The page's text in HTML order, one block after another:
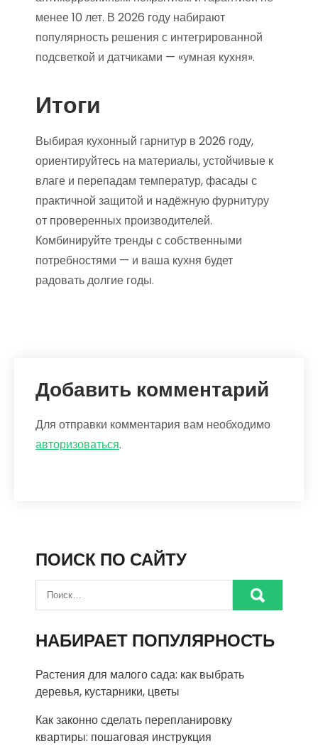
менее 10 лет. В 2026 году набирают
популярность решения с интегрированной
подсветкой и датчиками — «умная кухня».
Итоги
Выбирая кухонный гарнитур в 2026 году,
ориентируйтесь на материалы, устойчивые к
влаге и перепадам температур, фасады с
практичной защитой и надёжную фурнитуру
от проверенных производителей.
Комбинируйте тренды с собственными
потребностями — и ваша кухня будет
радовать долгие годы.
Добавить комментарий
Для отправки комментария вам необходимо
авторизоваться.
ПОИСК ПО САЙТУ
НАБИРАЕТ ПОПУЛЯРНОСТЬ
Растения для малого сада: как выбрать
деревья, кустарники, цветы
Как законно сделать перепланировку
квартиры: пошаговая инструкция